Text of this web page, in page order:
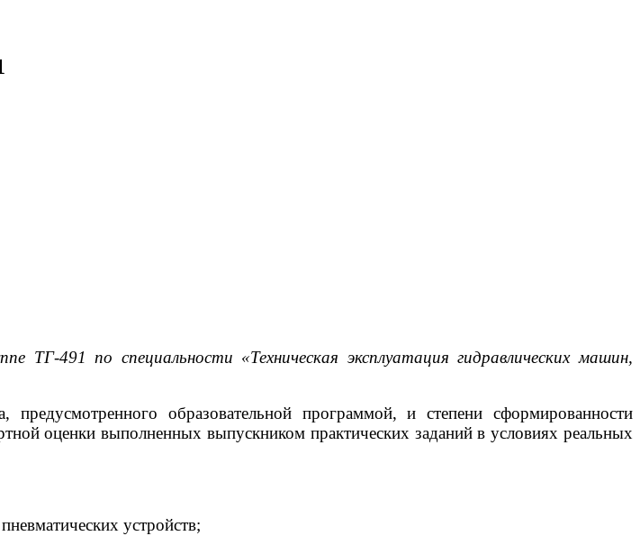
491 по специальности «Техническая эксплуатация гидравлических машин,
образовательной программой, и степени сформированности
оценки выполненных выпускником практических заданий в условиях реальных
устройств;